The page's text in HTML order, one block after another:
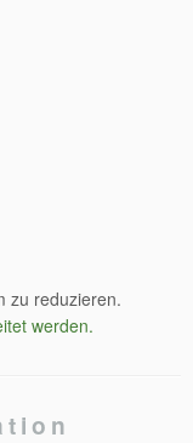
zu reduzieren.
werden.